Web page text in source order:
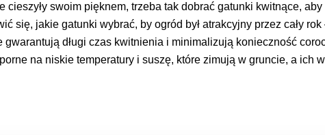
swoim pięknem, trzeba tak dobrać gatunki kwitnące, aby
się, jakie gatunki wybrać, by ogród był atrakcyjny przez cały rok
długi czas kwitnienia i minimalizują konieczność
na niskie temperatury i suszę, które zimują w gruncie, a ich